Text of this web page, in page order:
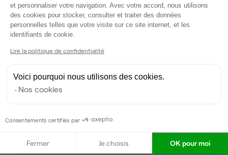
Partenaire depuis 2018
Répond en quelques heures
Taux de réponse : 100%
et personnaliser votre navigation. Avec votre accord, nous utilisons
des cookies pour stocker, consulter et traiter des données
personnelles telles que votre visite sur ce site internet, et les
identifiants de cookie.
Lire la politique de confidentialité
Voici pourquoi nous utilisons des cookies.
Nos cookies
Consentements certifiés par
Fermer Je choisis OK pour moi